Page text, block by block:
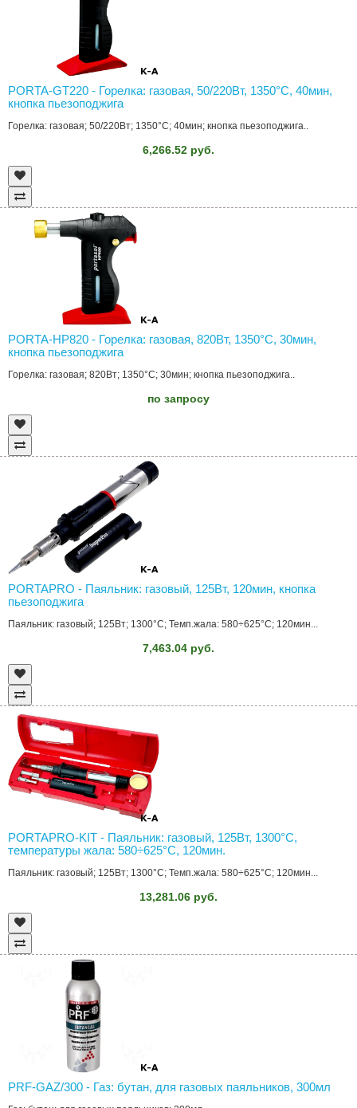
PORTA-GT220 - Горелка: газовая, 50/220Вт, 1350°C, 40мин,
кнопка пьезоподжига
Горелка: газовая; 50/220Вт; 1350°C; 40мин; кнопка пьезоподжига..
6,266.52 руб.
PORTA-HP820 - Горелка: газовая, 820Вт, 1350°C, 30мин,
кнопка пьезоподжига
Горелка: газовая; 820Вт; 1350°C; 30мин; кнопка пьезоподжига..
по запросу
PORTAPRO - Паяльник: газовый, 125Вт, 120мин, кнопка
пьезоподжига
Паяльник: газовый; 125Вт; 1300°C; Темп.жала: 580÷625°C; 120мин...
7,463.04 руб.
PORTAPRO-KIT - Паяльник: газовый, 125Вт, 1300°C,
температуры жала: 580÷625°C, 120мин.
Паяльник: газовый; 125Вт; 1300°C; Темп.жала: 580÷625°C; 120мин...
13,281.06 руб.
PRF-GAZ/300 - Газ: бутан, для газовых паяльников, 300мл